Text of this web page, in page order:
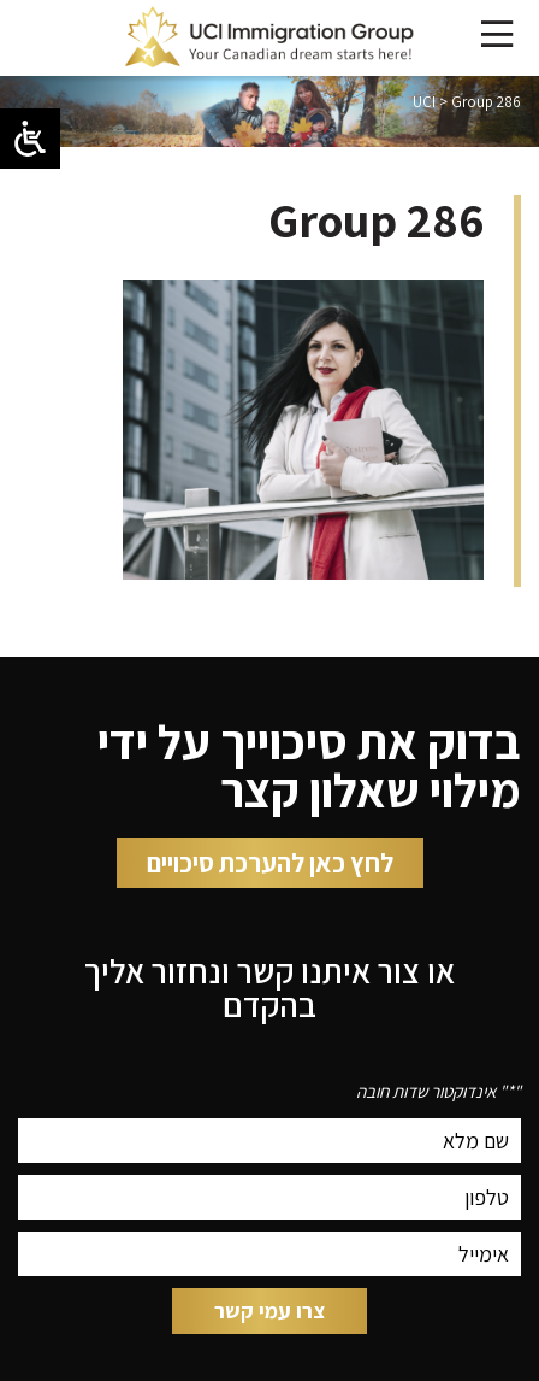
UCI>Group 286
Group 286
בדוק את סיכוייך על ידי
מילוי שאלון קצר
לחץ כאן להערכת סיכויים
או צור איתנו קשר ונחזור אליך
בהקדם
"
*" אינדוקטור שדות חובה